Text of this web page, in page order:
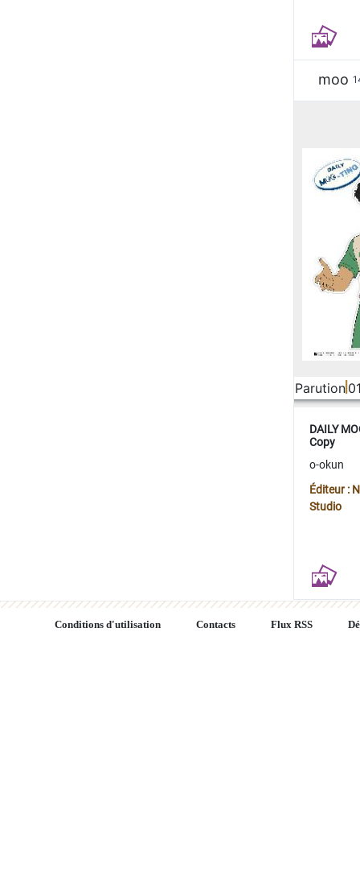
moo
Parution
DAILY
Copy
o-okun
Éditeur :
Studio
Conditions d'utilisation Contacts Flux RSS